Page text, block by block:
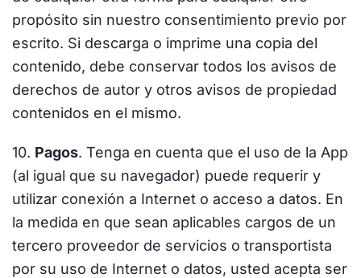
propósito sin nuestro consentimiento previo por
escrito. Si descarga o imprime una copia del
contenido, debe conservar todos los avisos de
derechos de autor y otros avisos de propiedad
contenidos en el mismo.
10. Pagos. Tenga en cuenta que el uso de la App
(al igual que su navegador) puede requerir y
utilizar conexión a Internet o acceso a datos. En
la medida en que sean aplicables cargos de un
tercero proveedor de servicios o transportista
por su uso de Internet o datos, usted acepta ser